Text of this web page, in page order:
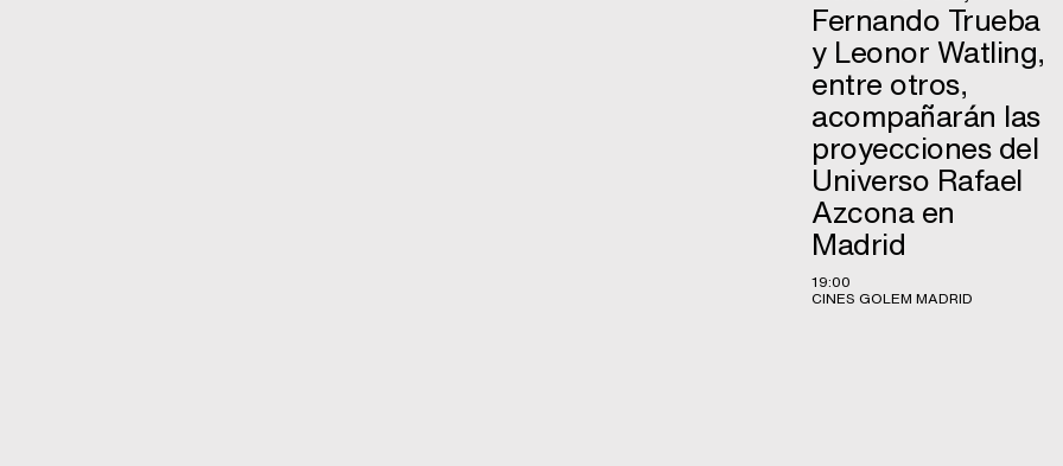
Fernando Trueba
y Leonor Watling,
entre otros,
acompañarán las
proyecciones del
Universo Rafael
Azcona en
Madrid
19:00
CINES GOLEM MADRID